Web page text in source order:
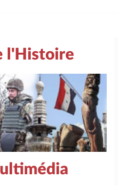
l'Histoire